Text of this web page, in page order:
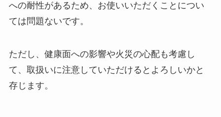
への耐性があるため、お使いいただくことについ
ては問題ないです。
ただし、健康面への影響や火災の心配も考慮し
て、取扱いに注意していただけるとよろしいかと
存じます。